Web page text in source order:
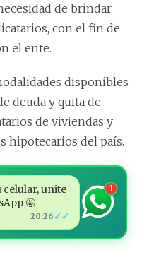
de brindar
con el fin de
el ente.
disponibles
deuda y quita de
de viviendas y
hipotecarios del país.
celular, unite
🤩
20:26 ✓✓
1